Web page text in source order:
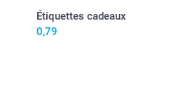
Étiquettes cadeaux
0,79